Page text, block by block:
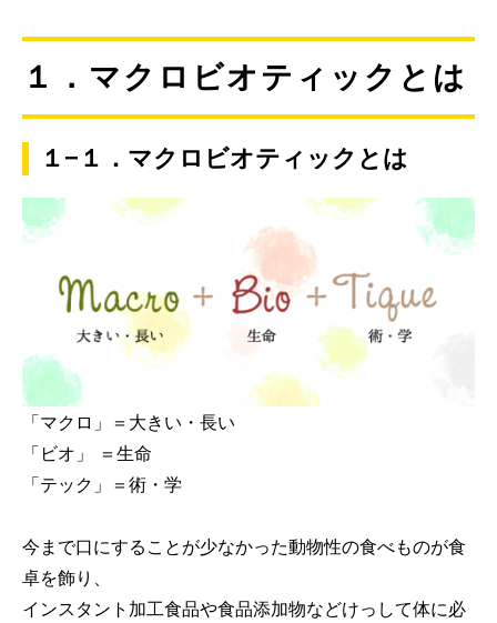
１．マクロビオティックとは
１−１．マクロビオティックとは
「マクロ」＝大きい・長い
「ビオ」 ＝生命
「テック」＝術・学
今まで口にすることが少なかった動物性の食べものが食
卓を飾り、
インスタント加工食品や食品添加物などけっして体に必